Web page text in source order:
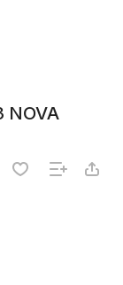
NOVA